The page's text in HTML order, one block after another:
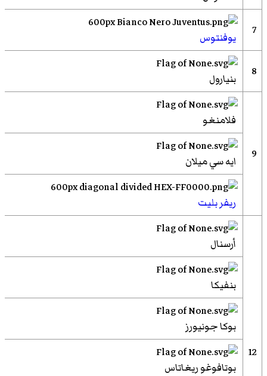
7 يوفنتوس
8 بنيارول
9
فلامنغو
ايه سي ميلان
ريفر بليت
12
أرسنال
بنفيكا
بوكا جونيورز
بوتافوغو ريغاتاس